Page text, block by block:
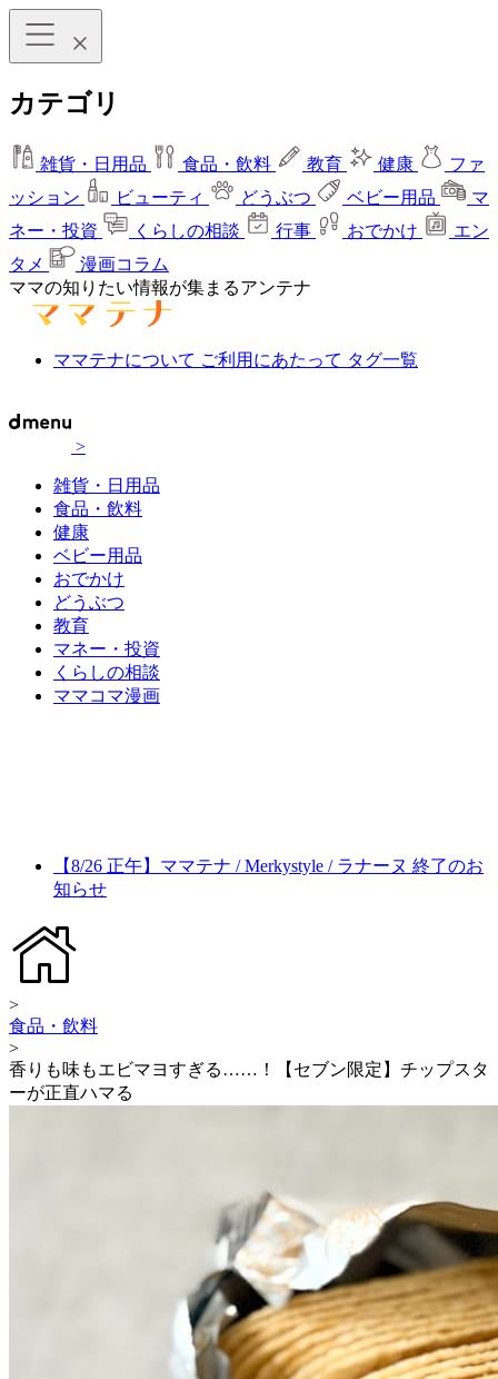
カテゴリ
雑貨・日用品 食品・飲料 教育 健康
ファ
ッション
ビューティ どうぶつ ベビー用品
マ
ネー・投資
くらしの相談 行事 おでかけ
エン
タメ
漫画コラム
ママの知りたい情報が集まるアンテナ
ママテナについて ご利用にあたって タグ一覧
>
雑貨・日用品
食品・飲料
健康
ベビー用品
おでかけ
どうぶつ
教育
マネー・投資
くらしの相談
ママコマ漫画
【8/26 正午】ママテナ / Merkystyle / ラナーヌ 終了のお
知らせ
>
食品・飲料
>
香りも味もエビマヨすぎる……！【セブン限定】チップスタ
ーが正直ハマる